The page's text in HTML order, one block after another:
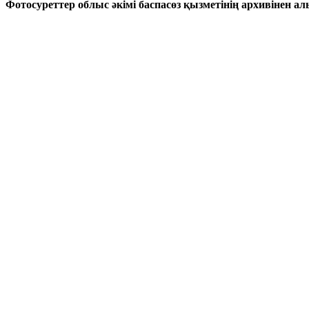
Фотосуреттер облыс әкімі баспасөз қызметінің архивінен